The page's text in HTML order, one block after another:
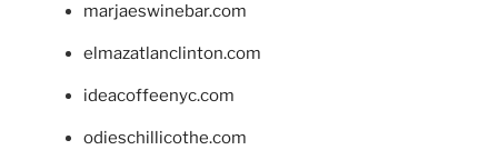
marjaeswinebar.com
elmazatlanclinton.com
ideacoffeenyc.com
odieschillicothe.com